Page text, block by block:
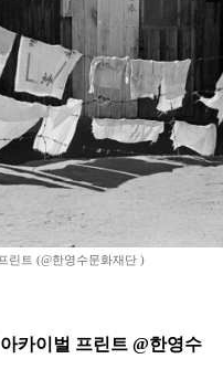
린트 (@한영수문화재단 )
아카이벌 프린트 @한영수